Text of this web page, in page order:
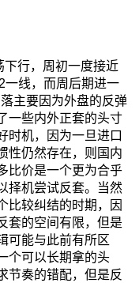
行，周初一度接近
一线，而周后期进一
主要因为外盘的反弹
一些内外正套的头寸
时机，因为一旦进口
性仍然存在，则国内
比价是一个更为合乎
择机尝试反套。当然
比较纠结的时期，因
套的空间有限，但是
可能与此前有所区
个可以长期拿的头
节奏的错配，但是反